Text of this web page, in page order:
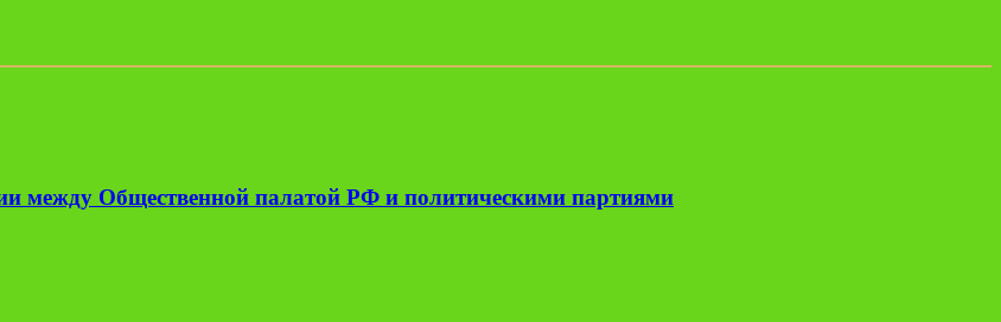
между Общественной палатой РФ и политическими партиями